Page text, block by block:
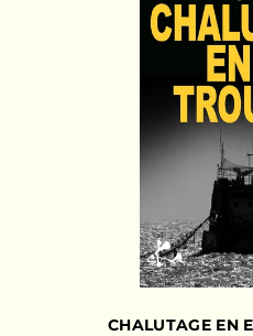
CHALUTAGE EN